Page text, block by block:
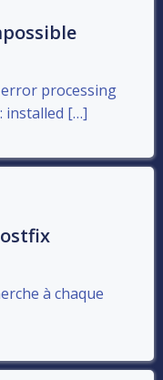
processing
installed […]
à chaque